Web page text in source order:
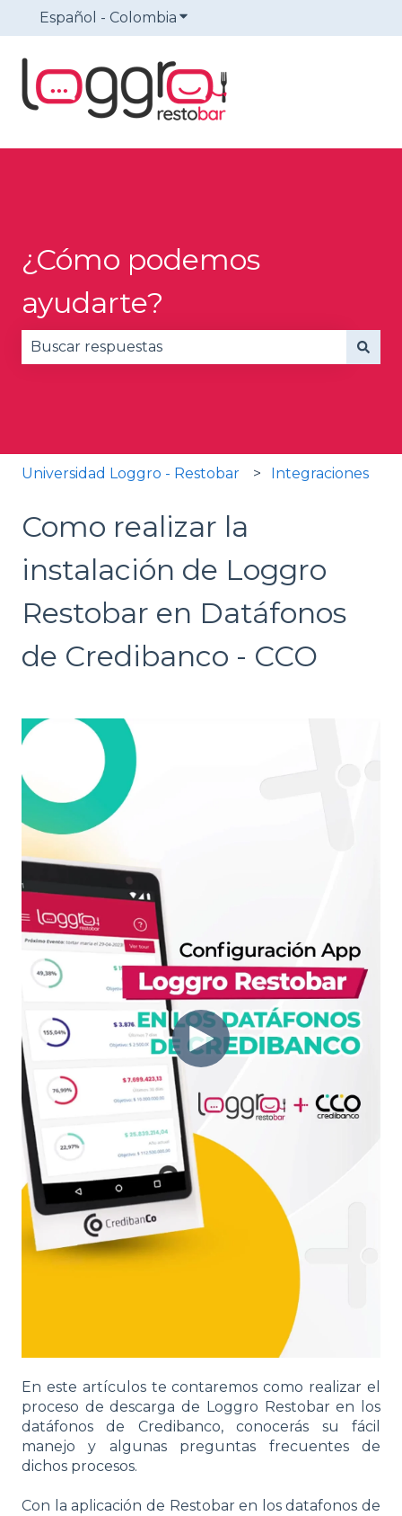
Español - Colombia Traducciones de Mostrar
¿Cómo podemos
ayudarte?
Universidad Loggro - Restobar Integraciones
Como realizar la
instalación de Loggro
Restobar en Datáfonos
de Credibanco - CCO
En este artículos te contaremos como realizar el
proceso de descarga de Loggro Restobar en los
datáfonos de Credibanco, conocerás su fácil
manejo y algunas preguntas frecuentes de
dichos procesos.
Con la aplicación de Restobar en los datafonos de